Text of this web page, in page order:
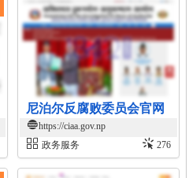
尼泊尔反腐败委员会官网
https://ciaa.gov.np
政务服务
276